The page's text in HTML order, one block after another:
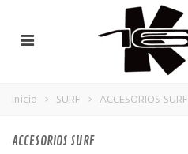
Inicio > SURF > ACCESORIOS SURF
ACCESORIOS SURF